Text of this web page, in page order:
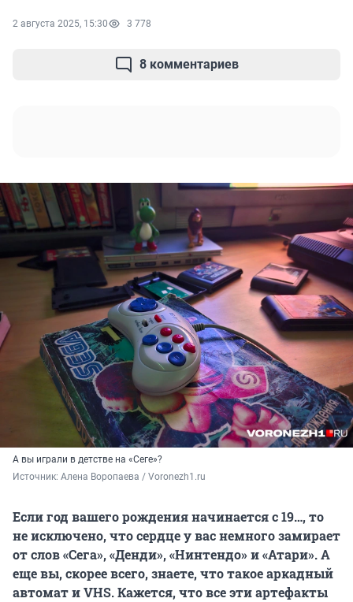
2 августа 2025, 15:30 3 778
8 комментариев
А вы играли в детстве на «Сеге»?
Источник: Алена Воропаева / Voronezh1.ru
Если год вашего рождения начинается с 19…, то
не исключено, что сердце у вас немного замирает
от слов «Сега», «Денди», «Нинтендо» и «Атари». А
еще вы, скорее всего, знаете, что такое аркадный
автомат и VHS. Кажется, что все эти артефакты